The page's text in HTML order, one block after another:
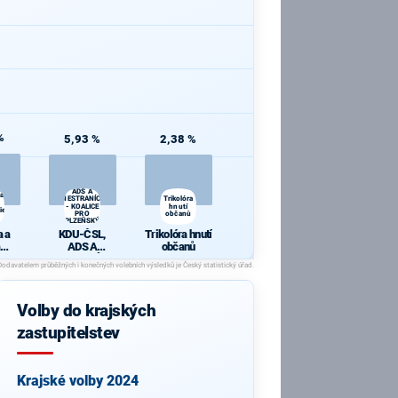
a
5,93 %
ADS A
NESTRANÍCI
- KOALICE
PRO
PLZEŇSKÝ
KRAJ
KDU-ČSL,
ADS A
NESTRANÍCI -
KOALICE PRO
PLZEŇSKÝ
2,38 %
Trikolóra
hnutí
občanů
Trikolóra hnutí
občanů
Volby do krajských
zastupitelstev
Krajské volby 2024